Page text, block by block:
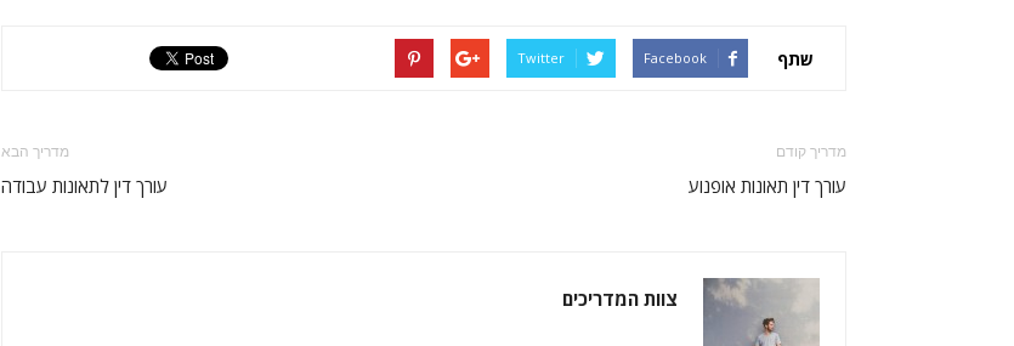
שתף Facebook
Twitter
מדריך קודם
עורך דין תאונות אופנוע
מדריך הבא
עורך דין לתאונות עבודה
צוות המדריכים